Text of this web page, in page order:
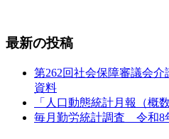
最新の投稿
第262回社会保障審議会介
資料
「人口動態統計月報（概
毎月勤労統計調査 令和8